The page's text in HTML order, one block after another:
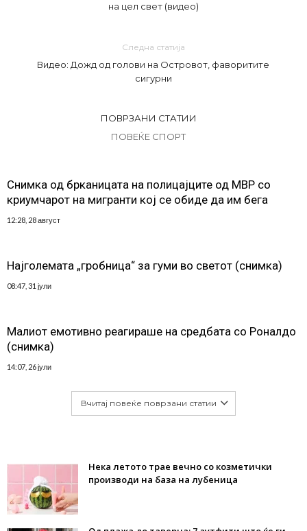
на цел свет (видео)
Следна статија
Видео: Дожд од голови на Островот, фаворитите
сигурни
ПОВРЗАНИ СТАТИИ
ПОВЕЌЕ СПОРТ
Снимка од брканицата на полицајците од МВР со
криумчарот на мигранти кој се обиде да им бега
12:28, 28 август
Најголемата „гробница“ за гуми во светот (снимка)
08:47, 31 јули
Малиот емотивно реагираше на средбата со Роналдо
(снимка)
14:07, 26 јули
Вчитај повеќе поврзани статии
Нека летото трае вечно со козметички
производи на база на лубеница